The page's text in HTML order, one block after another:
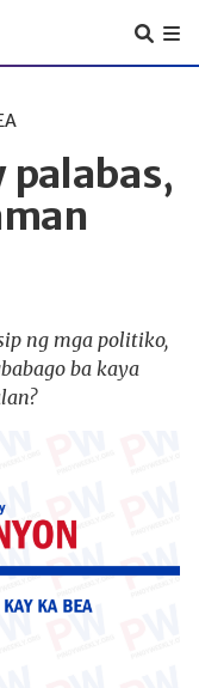
palabas,
ng mga politiko,
ba kaya